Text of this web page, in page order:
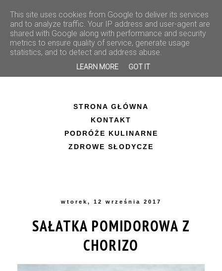
STRONA GŁÓWNA
KONTAKT
PODRÓŻE KULINARNE
ZDROWE SŁODYCZE
wtorek, 12 września 2017
SAŁATKA POMIDOROWA Z
CHORIZO
This site uses cookies from Google to deliver its services
and to analyze traffic. Your IP address and user-agent are
shared with Google along with performance and security
metrics to ensure quality of service, generate usage
statistics, and to detect and address abuse.
LEARN MORE GOT IT